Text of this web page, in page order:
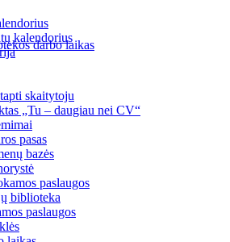
kalendorius
skaitytoju
„Tu – daugiau nei CV“
pasas
bazės
paslaugos
biblioteka
paslaugos